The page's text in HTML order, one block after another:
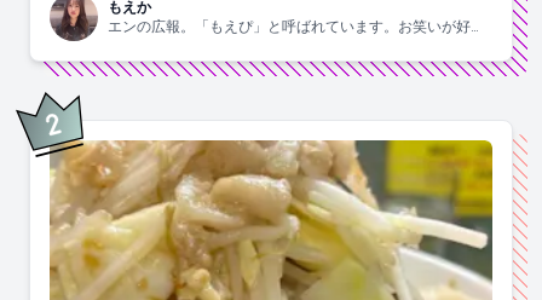
もえか
エンの広報。「もえぴ」と呼ばれています。お笑いが好
2位